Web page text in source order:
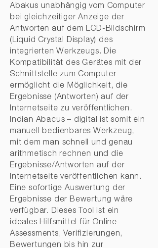
Abakus unabhängig vom Computer
bei gleichzeitiger Anzeige der
Antworten auf dem LCD-Bildschirm
(Liquid Crystal Display) des
integrierten Werkzeugs. Die
Kompatibilität des Gerätes mit der
Schnittstelle zum Computer
ermöglicht die Möglichkeit, die
Ergebnisse (Antworten) auf der
Internetseite zu veröffentlichen.
Indian Abacus – digital ist somit ein
manuell bedienbares Werkzeug,
mit dem man schnell und genau
arithmetisch rechnen und die
Ergebnisse/Antworten auf der
Internetseite veröffentlichen kann.
Eine sofortige Auswertung der
Ergebnisse der Bewertung wäre
verfügbar. Dieses Tool ist ein
ideales Hilfsmittel für Online-
Assessments, Verifizierungen,
Bewertungen bis hin zur